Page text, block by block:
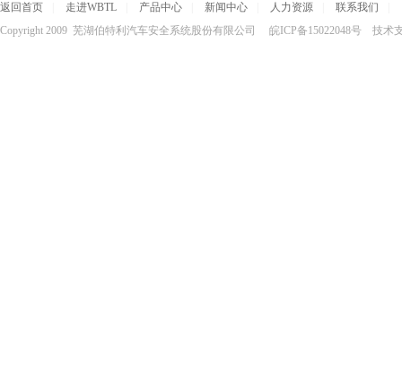
返回首页 走进WBTL 产品中心 新闻中心 人力资源 联系我们
Copyright 2009 芜湖伯特利汽车安全系统股份有限公司 皖ICP备15022048号 技术